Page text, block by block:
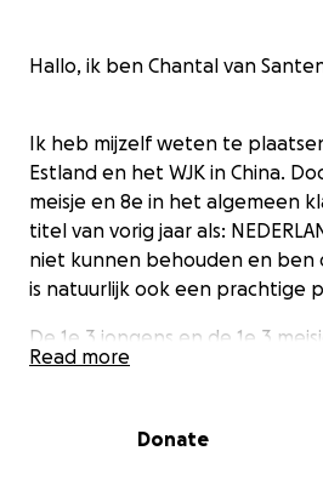
Hallo, ik ben Chantal van
Ik heb mijzelf weten te
Estland en het WJK in China.
meisje en 8e in het algemeen
titel van vorig jaar als:
niet kunnen behouden en ben
is natuurlijk ook een prachtige
De 1e 3 jongens en de 1e 3
deelname EJK en WJK dat is
Het liefste zou ik aan beide
Read more
Donate